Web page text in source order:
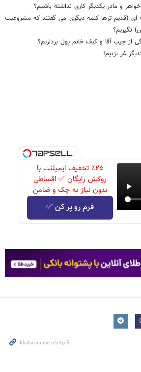
و مادر یکدیگر کاری نداشته باشیم؟
ای (قدیم ترها کلمه دیگری می گفتند که مشروعیت
نگیریم؟
از جیب آقا و کیف خانم پول برداریم؟
غر نزنیم!
٪۲۵ تخفیف ایمپلنت با
روکش رایگان ✅ اقساطی
بدون نیاز به چک و ضامن
فرم رو پر کن ✅